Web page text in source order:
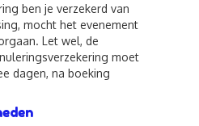
ben je verzekerd van
mocht het evenement
Let wel, de
moet
dagen, na boeking